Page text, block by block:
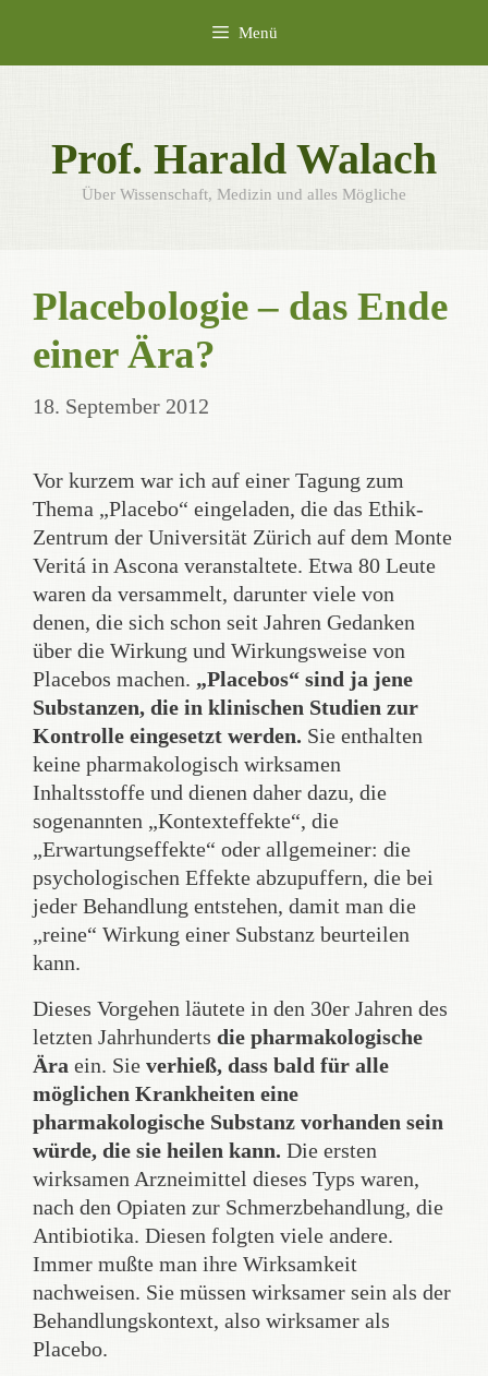
springen
Menü
Prof. Harald Walach
Über Wissenschaft, Medizin und alles Mögliche
Placebologie – das Ende
einer Ära?
18. September 2012
Vor kurzem war ich auf einer Tagung zum
Thema „Placebo“ eingeladen, die das Ethik-
Zentrum der Universität Zürich auf dem Monte
Veritá in Ascona veranstaltete. Etwa 80 Leute
waren da versammelt, darunter viele von
denen, die sich schon seit Jahren Gedanken
über die Wirkung und Wirkungsweise von
Placebos machen. „Placebos“ sind ja jene
Substanzen, die in klinischen Studien zur
Kontrolle eingesetzt werden. Sie enthalten
keine pharmakologisch wirksamen
Inhaltsstoffe und dienen daher dazu, die
sogenannten „Kontexteffekte“, die
„Erwartungseffekte“ oder allgemeiner: die
psychologischen Effekte abzupuffern, die bei
jeder Behandlung entstehen, damit man die
„reine“ Wirkung einer Substanz beurteilen
kann.
Dieses Vorgehen läutete in den 30er Jahren des
letzten Jahrhunderts die pharmakologische
Ära ein. Sie verhieß, dass bald für alle
möglichen Krankheiten eine
pharmakologische Substanz vorhanden sein
würde, die sie heilen kann. Die ersten
wirksamen Arzneimittel dieses Typs waren,
nach den Opiaten zur Schmerzbehandlung, die
Antibiotika. Diesen folgten viele andere.
Immer mußte man ihre Wirksamkeit
nachweisen. Sie müssen wirksamer sein als der
Behandlungskontext, also wirksamer als
Placebo.